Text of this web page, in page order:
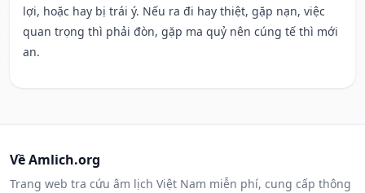
lợi, hoặc hay bị trái ý. Nếu ra đi hay thiệt, gặp nạn, việc
quan trọng thì phải đòn, gặp ma quỷ nên cúng tế thì mới
an.
Về Amlich.org
Trang web tra cứu âm lịch Việt Nam miễn phí, cung cấp thông